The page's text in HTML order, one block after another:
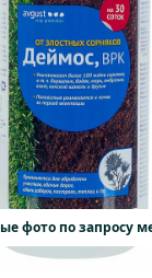
фото по запросу